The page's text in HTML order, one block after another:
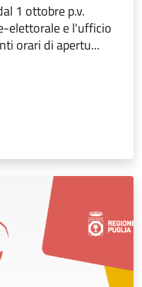
1 ottobre p.v.
elettorale e l'ufficio
orari di apertu...